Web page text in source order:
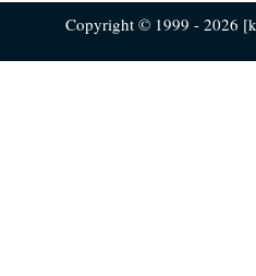
Copyright © 1999 - 2026